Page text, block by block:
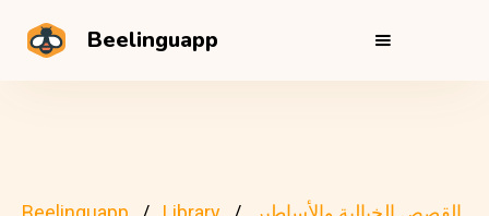
Beelinguapp